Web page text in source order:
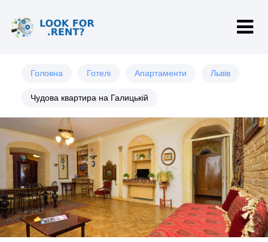
Головна Готелі Апартаменти Львів
Чудова квартира на Галицькій